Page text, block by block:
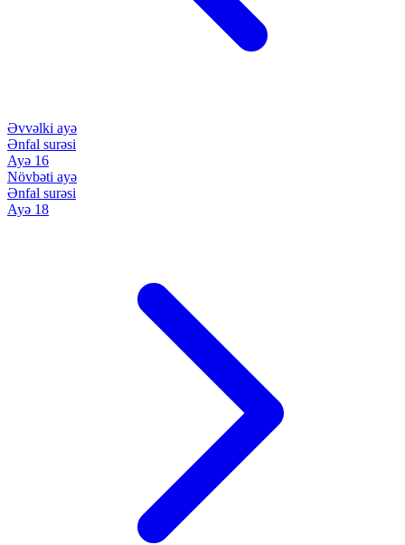
Əvvəlki ayə
Ənfal surəsi
Ayə 16
Növbəti ayə
Ənfal surəsi
Ayə 18